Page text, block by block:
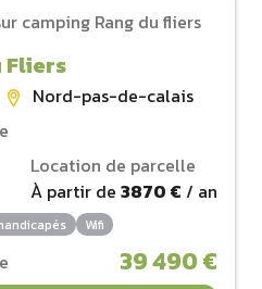
Fliers
Nord-pas-de-calais
Location de parcelle
À partir de 3870 € / an
Wifi
39 490 €